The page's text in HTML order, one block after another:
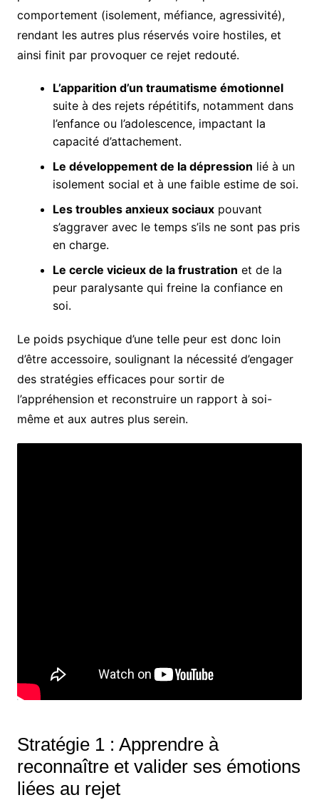
comportement (isolement, méfiance, agressivité),
rendant les autres plus réservés voire hostiles, et
ainsi finit par provoquer ce rejet redouté.
L’apparition d’un traumatisme émotionnel
suite à des rejets répétitifs, notamment dans
l’enfance ou l’adolescence, impactant la
capacité d’attachement.
Le développement de la dépression lié à un
isolement social et à une faible estime de soi.
Les troubles anxieux sociauxpouvant
s’aggraver avec le temps s’ils ne sont pas pris
en charge.
Le cercle vicieux de la frustration et de la
peur paralysante qui freine la confiance en
soi.
Le poids psychique d’une telle peur est donc loin
d’être accessoire, soulignant la nécessité d’engager
des stratégies efficaces pour sortir de
l’appréhension et reconstruire un rapport à soi-
même et aux autres plus serein.
Stratégie 1 : Apprendre à
reconnaître et valider ses émotions
liées au rejet